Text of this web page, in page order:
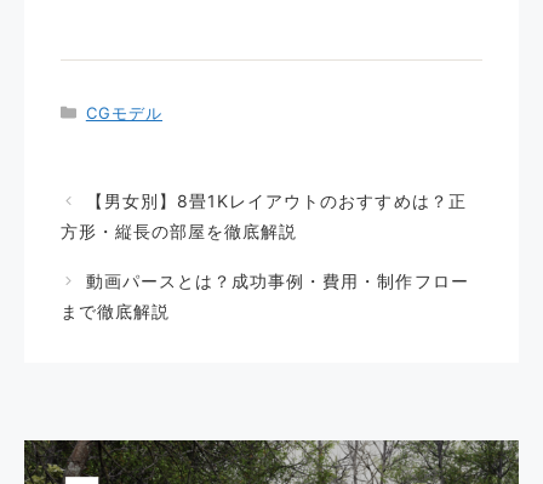
カ
ー
CGモデル
【男女別】8畳1Kレイアウトのおすすめは？正
方形・縦長の部屋を徹底解説
動画パースとは？成功事例・費用・制作フロー
まで徹底解説